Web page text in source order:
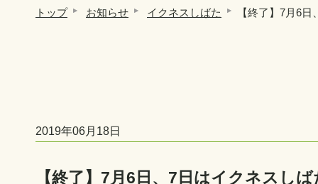
トップ お知らせ イクネスしばた 【終了】7月6
2019年06月18日
【終了】7月6日、7日はイクネスし